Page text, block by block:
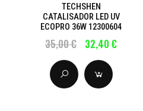
TECHSHEN
CATALISADOR LED UV
ECOPRO 36W 12300604
35,00 € 32,40 €